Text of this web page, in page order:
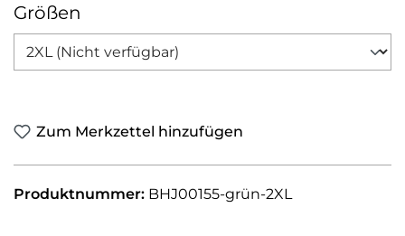
Größen
Zum Merkzettel hinzufügen
Produktnummer: BHJ00155-grün-2XL